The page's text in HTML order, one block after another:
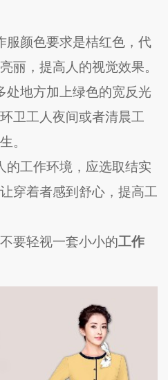
服颜色要求是桔红色，代
丽，提高人的视觉效果。
处地方加上绿色的宽反光
卫工人夜间或者清晨工
。
的工作环境，应选取结实
穿着者感到舒心，提高工
要轻视一套小小的工作